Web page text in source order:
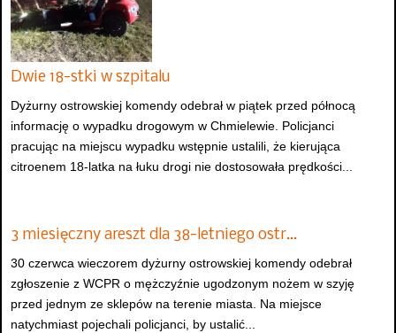
Dwie 18-stki w szpitalu
Dyżurny ostrowskiej komendy odebrał w piątek przed północą
informację o wypadku drogowym w Chmielewie. Policjanci
pracując na miejscu wypadku wstępnie ustalili, że kierująca
citroenem 18-latka na łuku drogi nie dostosowała prędkości...
3 miesięczny areszt dla 38-letniego ostr…
30 czerwca wieczorem dyżurny ostrowskiej komendy odebrał
zgłoszenie z WCPR o mężczyźnie ugodzonym nożem w szyję
przed jednym ze sklepów na terenie miasta. Na miejsce
natychmiast pojechali policjanci, by ustalić...